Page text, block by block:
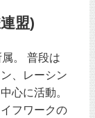
盟)
。 普段は
、レーシン
心に活動。
フワークの